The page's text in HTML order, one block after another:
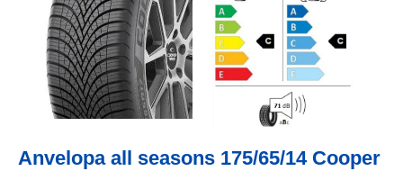
Anvelopa all seasons 175/65/14 Cooper